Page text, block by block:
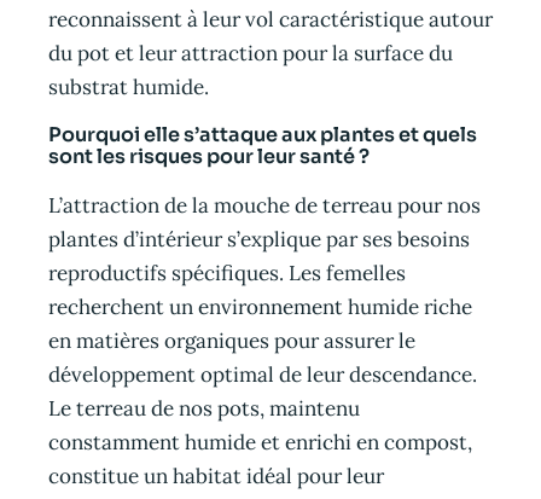
reconnaissent à leur vol caractéristique autour
du pot et leur attraction pour la surface du
substrat humide.
Pourquoi elle s’attaque aux plantes et quels
sont les risques pour leur santé ?
L’attraction de la mouche de terreau pour nos
plantes d’intérieur s’explique par ses besoins
reproductifs spécifiques. Les femelles
recherchent un environnement humide riche
en matières organiques pour assurer le
développement optimal de leur descendance.
Le terreau de nos pots, maintenu
constamment humide et enrichi en compost,
constitue un habitat idéal pour leur